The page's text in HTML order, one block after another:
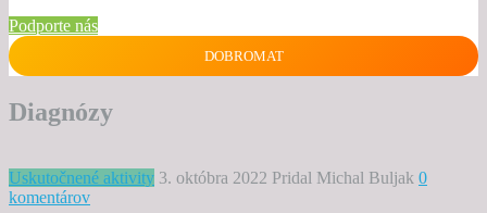
Podporte nás
DOBROMAT
Diagnózy
Uskutočnené aktivity 3. októbra 2022 Pridal Michal Buljak 0
komentárov